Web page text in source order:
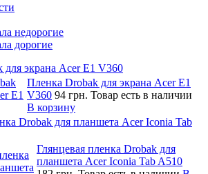
недорогие
дорогие
для экрана Acer E1 V360
Пленка Drobak для экрана Acer E1
V360 94 грн. Товар есть в наличии
В корзину
Drobak для планшета Acer Iconia Tab
Глянцевая пленка Drobak для
планшета Acer Iconia Tab A510